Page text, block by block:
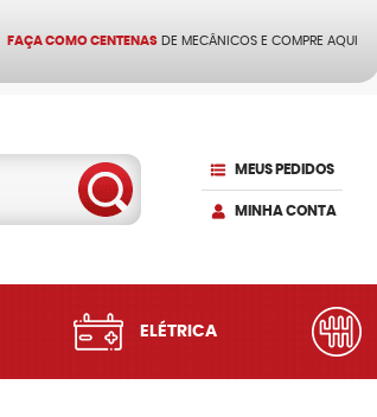
FAÇA COMO CENTENAS DE MECÂNICOS E COMPRE AQUI
MEUS PEDIDOS
MINHA CONTA
ELÉTRICA